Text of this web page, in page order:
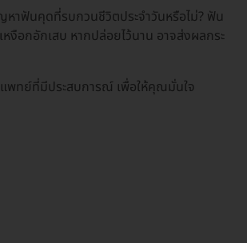
าฟันคุดที่รบกวนชีวิตประจำวันหรือไม่? ฟัน
งือกอักเสบ หากปล่อยไว้นาน อาจส่งผลกระ
พทย์ที่มีประสบการณ์ เพื่อให้คุณมั่นใจ